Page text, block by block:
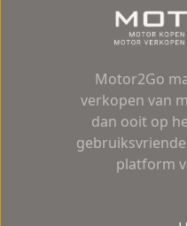
Motor2Go
verkopen van
dan ooit op
platform